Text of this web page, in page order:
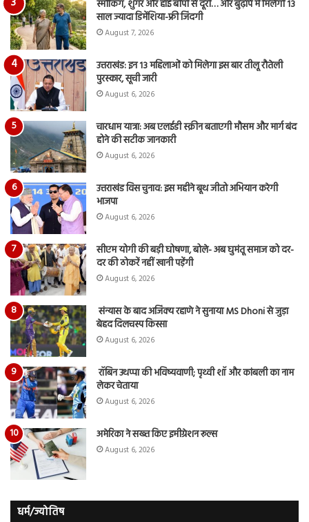
स्मोकिंग, शुगर और हाई बीपी से दूरी… और बुढ़ापे में मिलेगी 13
साल ज्यादा डिमेंशिया-फ्री जिंदगी
August 7, 2026
उत्तराखंड: इन 13 महिलाओं को मिलेगा इस बार तीलू रौतेली
पुरस्कार, सूची जारी
August 6, 2026
चारधाम यात्रा: अब एलईडी स्क्रीन बताएगी मौसम और मार्ग बंद
होने की सटीक जानकारी
August 6, 2026
उत्तराखंड विस चुनाव: इस महीने बूथ जीतो अभियान करेगी
भाजपा
August 6, 2026
सीएम योगी की बड़ी घोषणा, बोले- अब घुमंतू समाज को दर-
दर की ठोकरें नहीं खानी पड़ेंगी
August 6, 2026
संन्यास के बाद अजिंक्‍य रहाणे ने सुनाया MS Dhoni से जुड़ा
बेहद दिलचस्प किस्सा
August 6, 2026
रॉबिन उथप्पा की भविष्यवाणी; पृथ्वी शॉ और कांबली का नाम
लेकर चेताया
August 6, 2026
अमेरिका ने सख्त किए इमीग्रेशन रूल्स
August 6, 2026
धर्म/ज्योतिष